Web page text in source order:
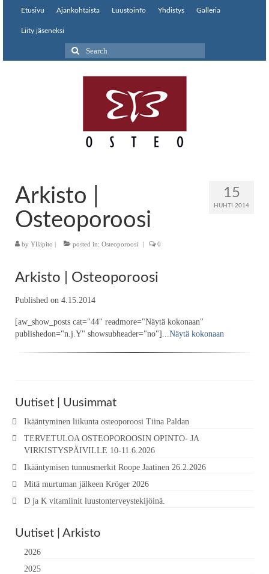
Etusivu Ajankohtaista Luustoinfo Yhdistys Galleria
Liity jäseneksi
Search
for:
15
HUHTI 2014
Arkisto |
Osteoporoosi
by Ylläpito | posted in: Osteoporoosi | 0
Arkisto | Osteoporoosi
Published on 4.15.2014
[aw_show_posts cat="44" readmore="Näytä kokonaan"
publishedon="n.j.Y" showsubheader="no"]... Näytä kokonaan
Uutiset | Uusimmat
Ikääntyminen liikunta osteoporoosi Tiina Paldan
TERVETULOA OSTEOPOROOSIN OPINTO- JA
VIRKISTYSPÄIVILLE 10-11.6.2026
Ikääntymisen tunnusmerkit Roope Jaatinen 26.2.2026
Mitä murtuman jälkeen Kröger 2026
D ja K vitamiinit luustonterveystekijöinä.
Uutiset | Arkisto
2026
2025